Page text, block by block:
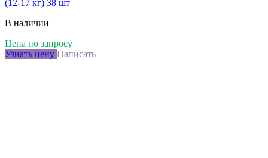
(12-17 кг) 38 шт
В наличии
Цена по запросу
Узнать цену Написать